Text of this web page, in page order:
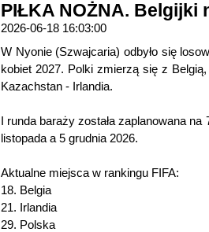
PIŁKA NOŻNA. Belgijki
2026-06-18 16:03:00
W Nyonie (Szwajcaria) odbyło się
kobiet 2027. Polki zmierzą się z
Kazachstan - Irlandia.
I runda baraży została zaplanowana
listopada a 5 grudnia 2026.
Aktualne miejsca w rankingu FIFA:
18. Belgia
21. Irlandia
29. Polska